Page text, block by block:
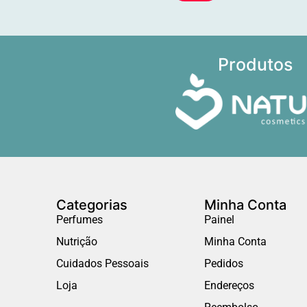
Produtos
Categorias
Perfumes
Nutrição
Cuidados Pessoais
Loja
Minha Conta
Painel
Minha Conta
Pedidos
Endereços